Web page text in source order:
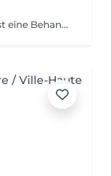
Vergessen Sie für 2 Monate die Mascara! Dies ist eine Behandlung, bei der Ihre natürlichen Wimpern angehoben und gekräuselt werden, um sie länger aussehen zu lassen und ihnen eine attraktive Form zu verleihen, die Ihre Augen öffnet. Wie wird die Wimpernlaminierung durchgeführt? - Wimpern werden gewaschen - Augenpads werden platziert - Silikonstäbchen werden platziert - Permanentlösung wird aufgetragen - Liftinglösung verbleibt etwa 15 Minuten auf den Wimpern - Neutralisierungslösung wird aufgetragen, um die Disulfid-Wimpernbindungen wiederherzustellen - Henna oder Farbe wird aufgetragen - Keratin (Serum wird aufgetragen, um die Wimpern hydratisiert und gesund zu halten) - Silikonstäbchen werden entfernt Altersbeschränkungen: empfohlenes Mindestalter ab 14 Jahren. Empfehlungen nach dem Eingriff: die Wimpern 24 Stunden nach dem Eingriff nicht waschen. Frequenz: einmal in 8 Wochen.